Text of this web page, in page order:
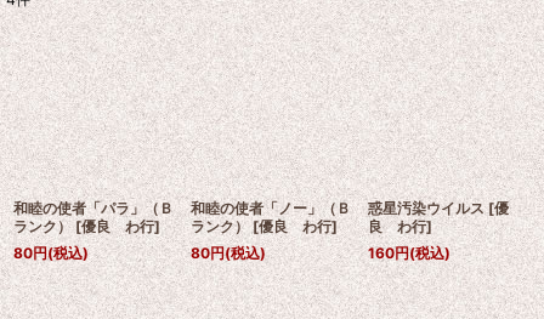
表示数:
在庫あり
並び順:
絞り込む
和睦の使者「パラ」（Ｂ
ランク） [優良 わ行]
80円(税込)
和睦の使者「ノー」（Ｂ
ランク） [優良 わ行]
80円(税込)
惑星汚染ウイルス [優
良 わ行]
160円(税込)